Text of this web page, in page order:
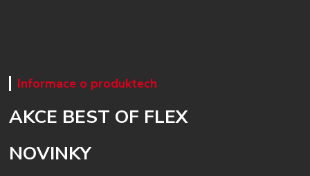
Informace o produktech
AKCE BEST OF FLEX
NOVINKY